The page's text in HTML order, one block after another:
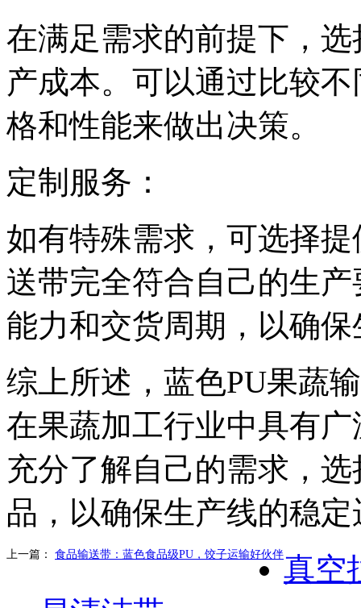
在满足需求的前提下，
产成本。可以通过比较
格和性能来做出决策。
定制服务：
如有特殊需求，可选择
送带完全符合自己的生
能力和交货周期，以确
综上所述，蓝色PU果蔬
在果蔬加工行业中具有
充分了解自己的需求，
品，以确保生产线的稳
上一篇： 食品输送带：蓝色食品级PU，饺子运输好伙伴真空